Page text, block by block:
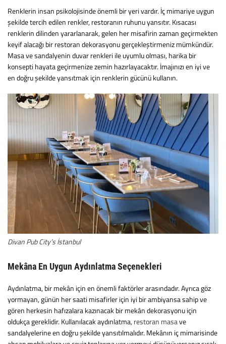
Renklerin insan psikolojisinde önemli bir yeri vardır. İç mimariye uygun
şekilde tercih edilen renkler, restoranın ruhunu yansıtır. Kısacası
renklerin dilinden yararlanarak, gelen her misafirin zaman geçirmekten
keyif alacağı bir restoran dekorasyonu gerçekleştirmeniz mümkündür.
Masa ve sandalyenin duvar renkleri ile uyumlu olması, harika bir
konsepti hayata geçirmenize zemin hazırlayacaktır. İmajınızı en iyi ve
en doğru şekilde yansıtmak için renklerin gücünü kullanın.
Divan Pub City’s İstanbul
Mekâna En Uygun Aydınlatma Seçenekleri
Aydınlatma, bir mekân için en önemli faktörler arasındadır. Ayrıca göz
yormayan, günün her saati misafirler için iyi bir ambiyansa sahip ve
gören herkesin hafızalara kazınacak bir mekân dekorasyonu için
oldukça gereklidir. Kullanılacak aydınlatma,restoran masave
sandalyelerine en doğru şekilde yansıtılmalıdır. Mekânın iç mimarisinde